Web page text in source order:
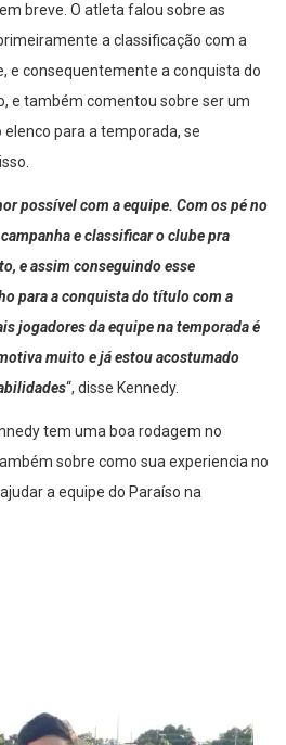
breve. O atleta falou sobre as
a classificação com a
e consequentemente a conquista do
e também comentou sobre ser um
para a temporada, se
possível com a equipe. Com os pé no
e classificar o clube pra
e assim conseguindo esse
para a conquista do título com a
jogadores da equipe na temporada é
muito e já estou acostumado
“, disse Kennedy.
tem uma boa rodagem no
sobre como sua experiencia no
a equipe do Paraíso na